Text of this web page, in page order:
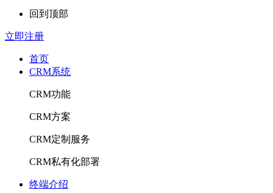
回到顶部
立即注册
首页
CRM系统
CRM功能
CRM方案
CRM定制服务
CRM私有化部署
终端介绍